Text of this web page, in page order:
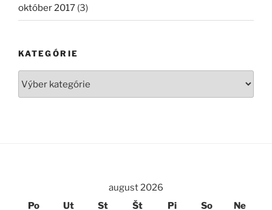
október 2017 (3)
KATEGÓRIE
august 2026
Po
Ut St Št Pi So Ne